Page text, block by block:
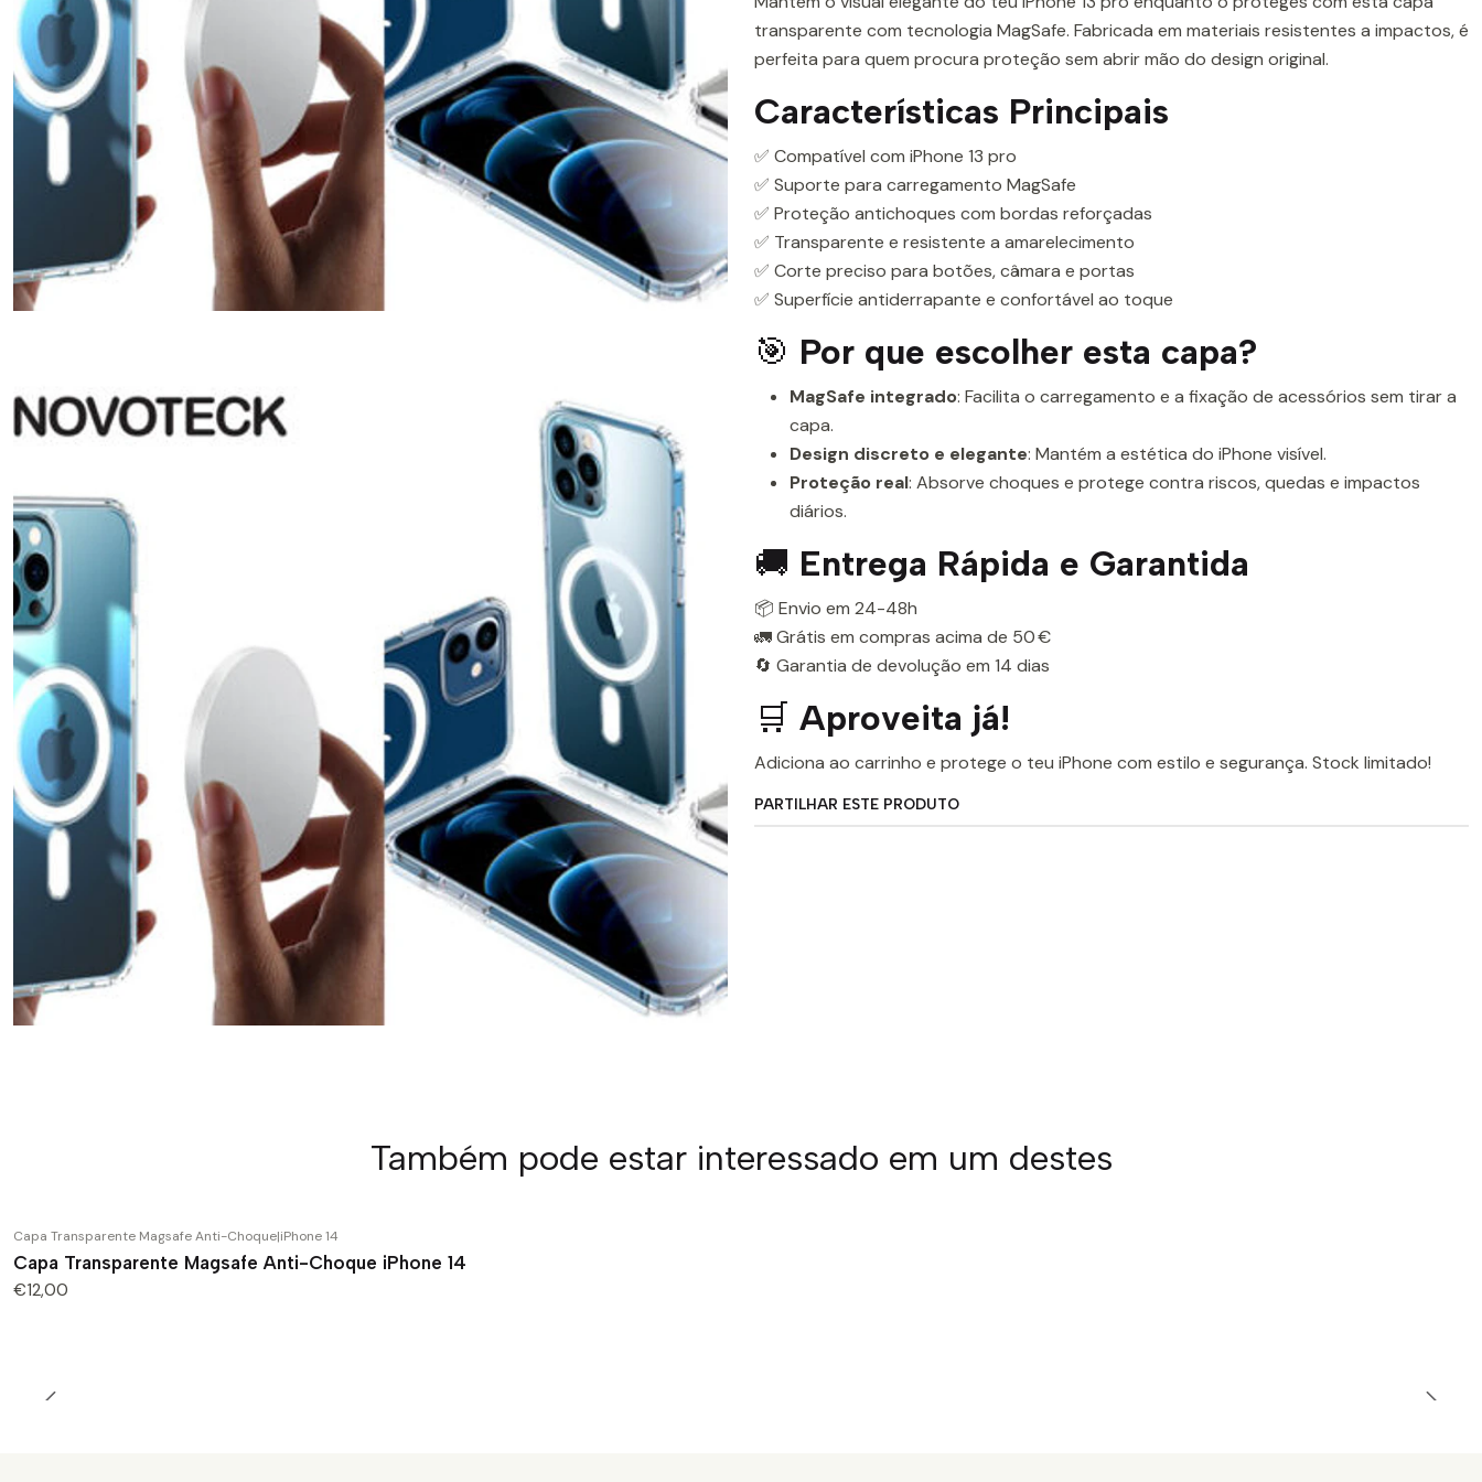
transparente com tecnologia MagSafe. Fabricada em materiais resistentes a impactos, é
perfeita para quem procura proteção sem abrir mão do design original.
Características Principais
✅ Compatível com iPhone 13 pro
✅ Suporte para carregamento MagSafe
✅ Proteção antichoques com bordas reforçadas
✅ Transparente e resistente a amarelecimento
✅ Corte preciso para botões, câmara e portas
✅ Superfície antiderrapante e confortável ao toque
🎯 Por que escolher esta capa?
MagSafe integrado: Facilita o carregamento e a fixação de acessórios sem tirar a
capa.
Design discreto e elegante: Mantém a estética do iPhone visível.
Proteção real: Absorve choques e protege contra riscos, quedas e impactos
diários.
🚚 Entrega Rápida e Garantida
📦 Envio em 24-48h
🚛 Grátis em compras acima de 50 €
🔄 Garantia de devolução em 14 dias
🛒 Aproveita já!
Adiciona ao carrinho e protege o teu iPhone com estilo e segurança. Stock limitado!
PARTILHAR ESTE PRODUTO
Também pode estar interessado em um destes
Capa Transparente Magsafe Anti-Choque|iPhone 14
Capa Transparente Magsafe Anti-Choque iPhone 14
€12,00